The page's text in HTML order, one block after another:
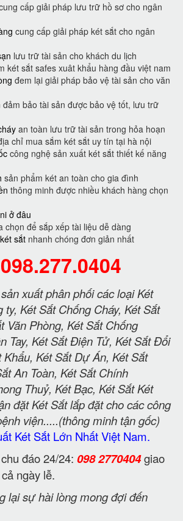
cấp giải pháp lưu trữ hồ sơ cho ngân
cung cấp giải pháp két sắt cho ngân
lưu trữ tài sản cho khách du lịch
két sắt safes xuât khẩu hàng đầu việt nam
đem lại giải pháp bảo vệ tài sản cho văn
đảm bảo tài sản được bảo vệ tốt, lưu trữ
an toàn lưu trữ tài sản trong hỏa hoạn
chỉ mua sắm két sắt uy tín tại hà nội
công nghệ sản xuất két sắt thiết kế năng
sản phẩm két an toàn cho gia đình
thông minh được nhiều khách hàng chọn
ở đâu
chọn để sắp xếp tài liệu dễ dàng
sắt nhanh chóng đơn giản nhất
xuất phân phối các loại Két
ty, Két Sắt Chống Cháy, Két Sắt
Văn Phòng, Két Sắt Chống
Tay, Két Sắt Điện Tử, Két Sắt Đổi
Két Sắt Dự Án, Két Sắt
An Toàn, Két Sắt Chính
Thuỷ, Két Bạc, Két Sắt Két
đặt Két Sắt lắp đặt cho các công
viện.....(thông minh tận gốc)
Két Sắt Lớn Nhất Việt Nam.
đáo 24/24: 098 2770404giao
ngày lễ.
lại sự hài lòng mong đợi đến